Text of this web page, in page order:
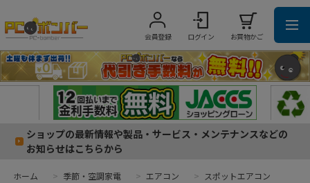
会員登録 ログイン お買物かご
ショップの最新情報や製品・サービス・メンテナンスなどの
お知らせはこちらから
ホーム > 季節・空調家電 > エアコン > スポットエアコン